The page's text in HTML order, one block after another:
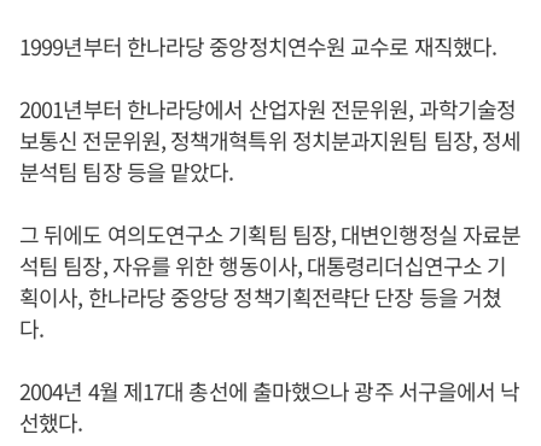
1999년부터 한나라당 중앙정치연수원 교수로 재직했다.
2001년부터 한나라당에서 산업자원 전문위원, 과학기술정
보통신 전문위원, 정책개혁특위 정치분과지원팀 팀장, 정세
분석팀 팀장 등을 맡았다.
그 뒤에도 여의도연구소 기획팀 팀장, 대변인행정실 자료분
석팀 팀장, 자유를 위한 행동이사, 대통령리더십연구소 기
획이사, 한나라당 중앙당 정책기획전략단 단장 등을 거쳤
다.
2004년 4월 제17대 총선에 출마했으나 광주 서구을에서 낙
선했다.